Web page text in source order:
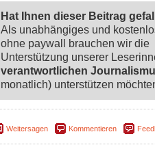
Hat Ihnen dieser Beitrag
Als unabhängiges und
ohne paywall brauchen wir die
Unterstützung unserer
verantwortlichen
monatlich) unterstützen
Weitersagen Kommentieren